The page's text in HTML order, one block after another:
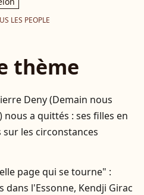
LES PEOPLE
thème
Deny (Demain nous
a quittés : ses filles en
les circonstances
page qui se tourne" :
dans l'Essonne, Kendji Girac